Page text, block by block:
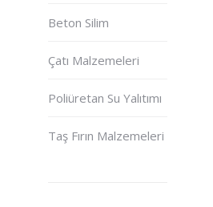
Beton Silim
Çatı Malzemeleri
Poliüretan Su Yalıtımı
Taş Fırın Malzemeleri